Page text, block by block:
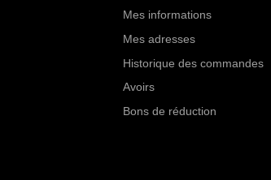
Mes informations
Mes adresses
Historique des commandes
Avoirs
Bons de réduction